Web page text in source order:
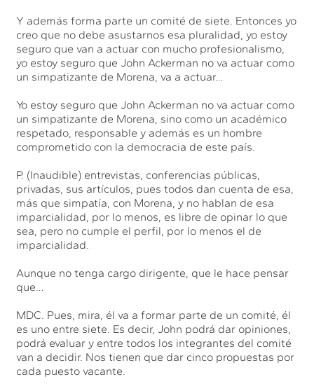
Y además forma parte un comité de siete. Entonces yo
creo que no debe asustarnos esa pluralidad, yo estoy
seguro que van a actuar con mucho profesionalismo,
yo estoy seguro que John Ackerman no va actuar como
un simpatizante de Morena, va a actuar…
Yo estoy seguro que John Ackerman no va actuar como
un simpatizante de Morena, sino como un académico
respetado, responsable y además es un hombre
comprometido con la democracia de este país.
P. (Inaudible) entrevistas, conferencias públicas,
privadas, sus artículos, pues todos dan cuenta de esa,
más que simpatía, con Morena, y no hablan de esa
imparcialidad, por lo menos, es libre de opinar lo que
sea, pero no cumple el perfil, por lo menos el de
imparcialidad.
Aunque no tenga cargo dirigente, que le hace pensar
que…
MDC. Pues, mira, él va a formar parte de un comité, él
es uno entre siete. Es decir, John podrá dar opiniones,
podrá evaluar y entre todos los integrantes del comité
van a decidir. Nos tienen que dar cinco propuestas por
cada puesto vacante.